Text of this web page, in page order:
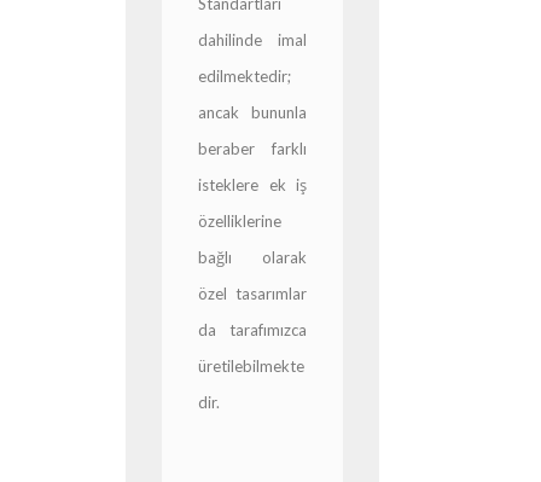
dahilinde imal
edilmektedir;
ancak bununla
beraber farklı
isteklere ek iş
özelliklerine
bağlı olarak
özel tasarımlar
da tarafımızca
üretilebilmekte
dir.